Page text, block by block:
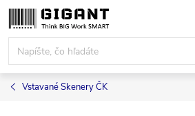
Prejsť
na
obsah
Vstavané Skenery ČK